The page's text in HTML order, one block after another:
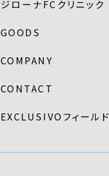
ジローナFCクリニック
GOODS
COMPANY
CONTACT
EXCLUSIVOフィールド